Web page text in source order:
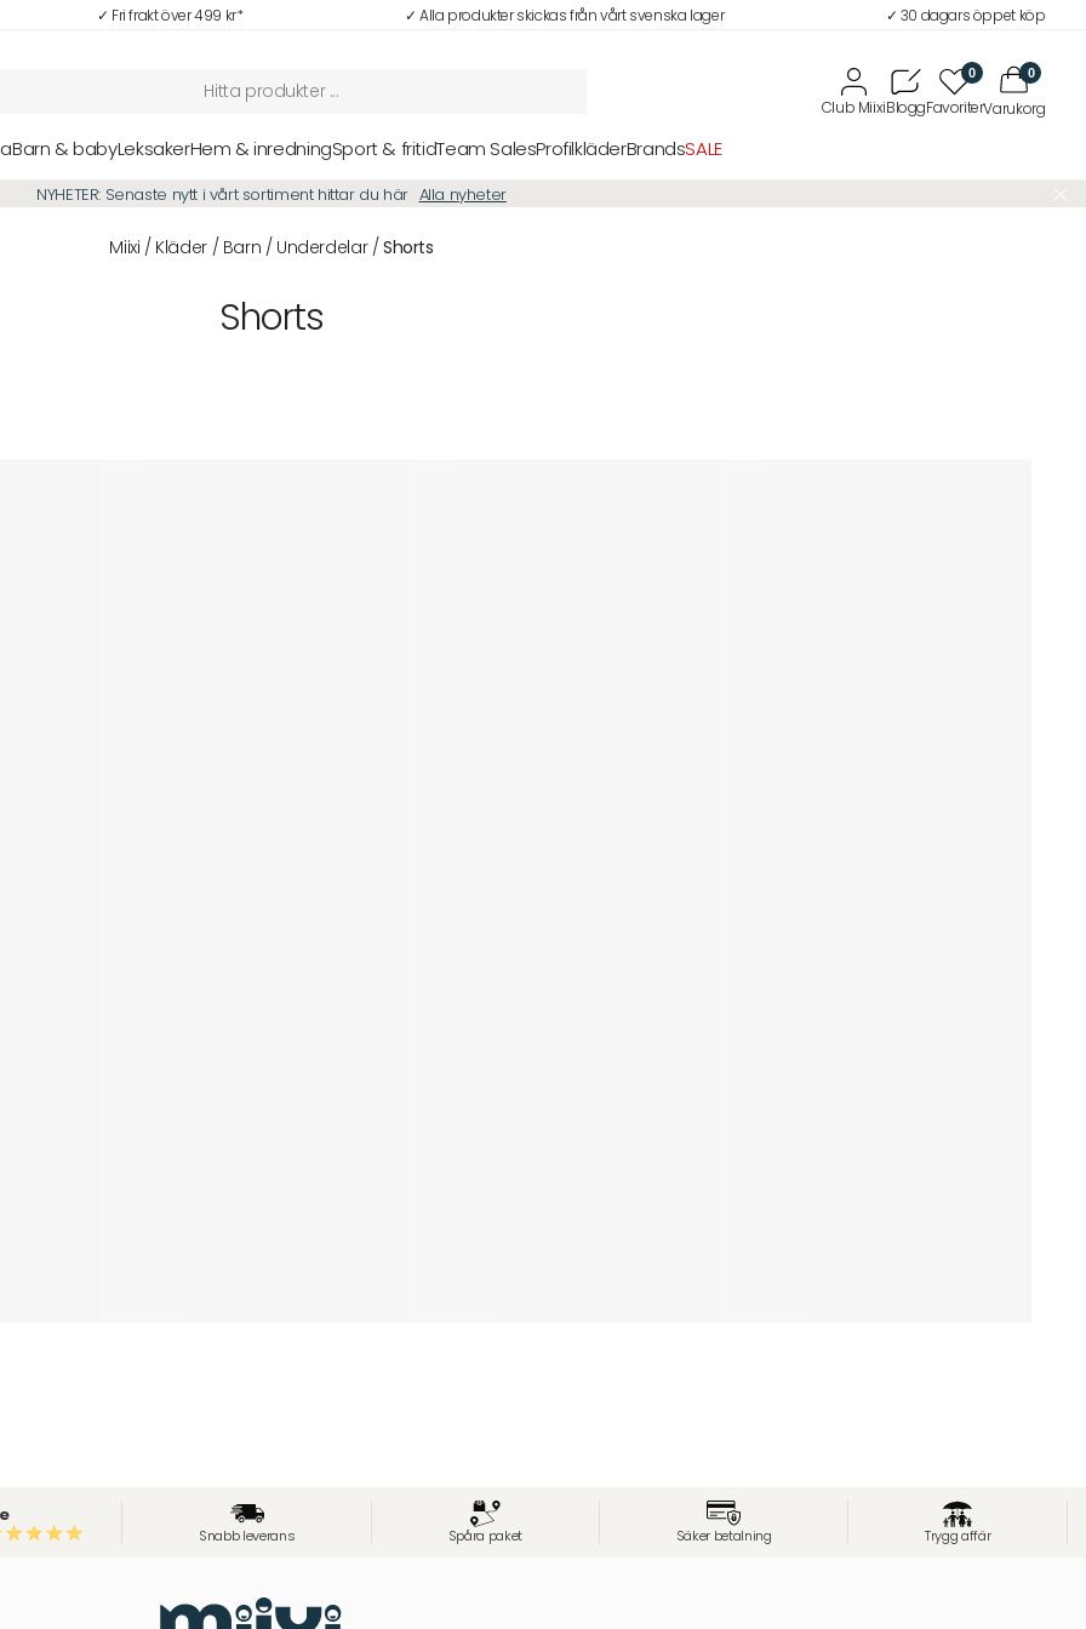
✓ Fri frakt över 499 kr* ✓ Alla produkter skickas från vårt svenska lager ✓ 30 dagars öppet köp
0 0
Barn & babyLeksakerHem & inredningSport & fritidTeam SalesProfilkläderBrandsSALE
NYHETER: Senaste nytt i vårt sortiment hittar du här Alla nyheter
Miixi / Kläder/ Barn / Underdelar/ Shorts
Shorts
Snabb leverans Spåra paket Säker betalning Trygg affär